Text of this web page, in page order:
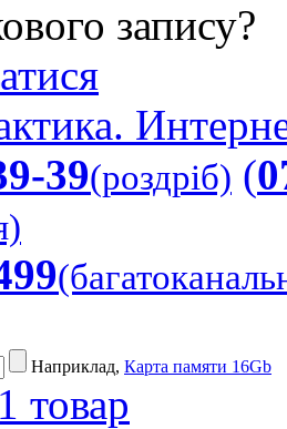
запису?
39(роздріб) (
Наприклад, Карта памяти 16Gb
1 товар